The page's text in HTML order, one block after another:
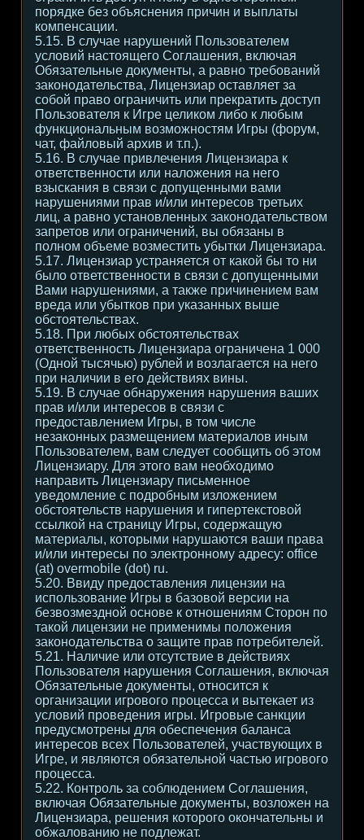
порядке без объяснения причин и выплаты
компенсации.
5.15. В случае нарушений Пользователем
условий настоящего Соглашения, включая
Обязательные документы, а равно требований
законодательства, Лицензиар оставляет за
собой право ограничить или прекратить доступ
Пользователя к Игре целиком либо к любым
функциональным возможностям Игры (форум,
чат, файловый архив и т.п.).
5.16. В случае привлечения Лицензиара к
ответственности или наложения на него
взыскания в связи с допущенными вами
нарушениями прав и/или интересов третьих
лиц, а равно установленных законодательством
запретов или ограничений, вы обязаны в
полном объеме возместить убытки Лицензиара.
5.17. Лицензиар устраняется от какой бы то ни
было ответственности в связи с допущенными
Вами нарушениями, а также причинением вам
вреда или убытков при указанных выше
обстоятельствах.
5.18. При любых обстоятельствах
ответственность Лицензиара ограничена 1 000
(Одной тысячью) рублей и возлагается на него
при наличии в его действиях вины.
5.19. В случае обнаружения нарушения ваших
прав и/или интересов в связи с
предоставлением Игры, в том числе
незаконных размещением материалов иным
Пользователем, вам следует сообщить об этом
Лицензиару. Для этого вам необходимо
направить Лицензиару письменное
уведомление с подробным изложением
обстоятельств нарушения и гипертекстовой
ссылкой на страницу Игры, содержащую
материалы, которыми нарушаются ваши права
и/или интересы по электронному адресу: office
(at) overmobile (dot) ru.
5.20. Ввиду предоставления лицензии на
использование Игры в базовой версии на
безвозмездной основе к отношениям Сторон по
такой лицензии не применимы положения
законодательства о защите прав потребителей.
5.21. Наличие или отсутствие в действиях
Пользователя нарушения Соглашения, включая
Обязательные документы, относится к
организации игрового процесса и вытекает из
условий проведения игры. Игровые санкции
предусмотрены для обеспечения баланса
интересов всех Пользователей, участвующих в
Игре, и являются обязательной частью игрового
процесса.
5.22. Контроль за соблюдением Соглашения,
включая Обязательные документы, возложен на
Лицензиара, решения которого окончательны и
обжалованию не подлежат.